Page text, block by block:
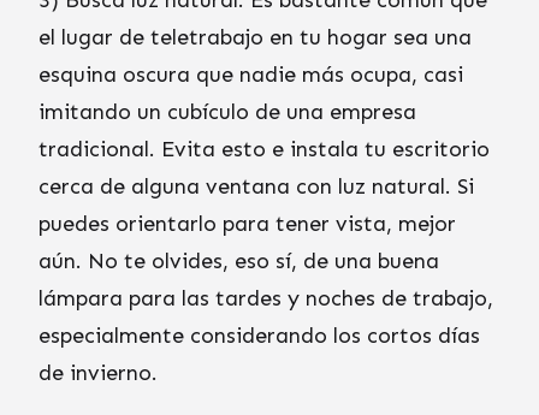
el lugar de teletrabajo en tu hogar sea una
esquina oscura que nadie más ocupa, casi
imitando un cubículo de una empresa
tradicional. Evita esto e instala tu escritorio
cerca de alguna ventana con luz natural. Si
puedes orientarlo para tener vista, mejor
aún. No te olvides, eso sí, de una buena
lámpara para las tardes y noches de trabajo,
especialmente considerando los cortos días
de invierno.